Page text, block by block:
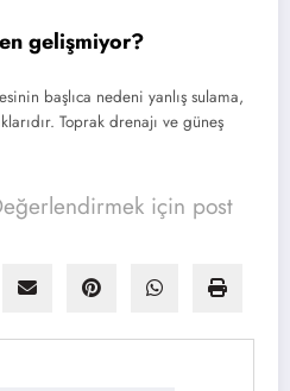
gelişmiyor?
başlıca nedeni yanlış sulama,
Toprak drenajı ve güneş
için post